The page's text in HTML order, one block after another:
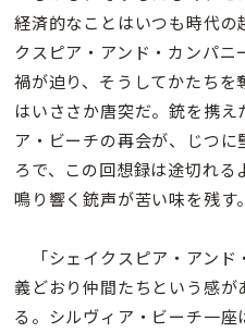
経済的なことはいつも時代
クスピア・アンド・カンパ
禍が迫り、そうしてかたち
はいささか唐突だ。銃を携
ア・ビーチの再会が、じつ
ろで、この回想録は途切れ
鳴り響く銃声が苦い味を残す。
「シェイクスピア・アンド
義どおり仲間たちという感
る。シルヴィア・ビーチ一